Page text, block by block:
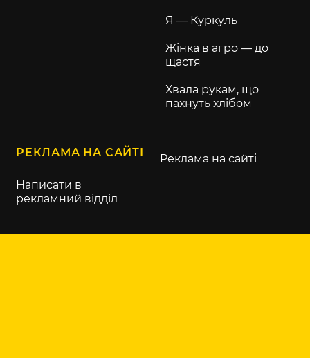
Я — Куркуль
Жінка в агро — до
щастя
Хвала рукам, що
пахнуть хлібом
РЕКЛАМА НА САЙТІ
Написати в
рекламний відділ
Реклама на сайті